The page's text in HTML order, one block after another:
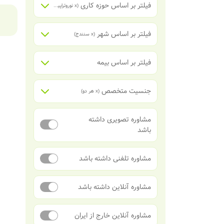
فیلتر بر اساس حوزه کاری (x نوروتراپیست - متخصص نوروفیدبک و بیوفیدبک
فیلتر بر اساس شهر (x سنندج)
فیلتر بر اساس بیمه
جنسیت متخصص (x هر دو)
مشاوره تصویری داشته
باشد
مشاوره تلفنی داشته باشد
مشاوره آنلاین داشته باشد
مشاوره آنلاین خارج از ایران